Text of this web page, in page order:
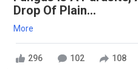
Drop Of Plain...
More
296 102 108